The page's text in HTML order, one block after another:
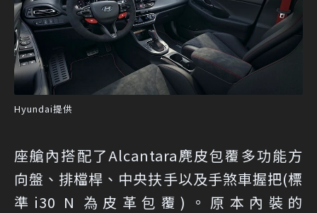
Hyundai提供
座艙內搭配了Alcantara麂皮包覆多功能方
向盤、排檔桿、中央扶手以及手煞車握把(標
準i30 N 為皮革包覆)。原本內裝的